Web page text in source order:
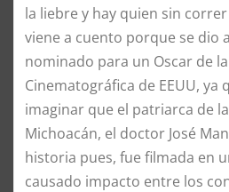
la liebre y hay quien sin correr
viene a cuento porque se dio
nominado para un Oscar de
Cinematográfica de EEUU, ya
imaginar que el patriarca de
Michoacán, el doctor José
historia pues, fue filmada en
causado impacto entre los